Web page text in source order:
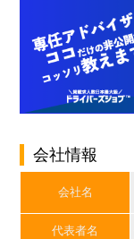
会社情報
会社名
代表者名